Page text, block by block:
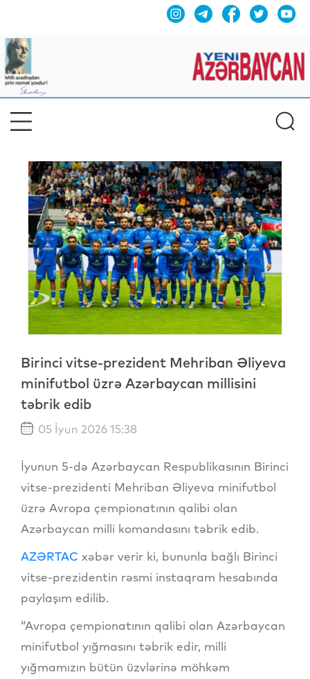
Birinci vitse-prezident Mehriban Əliyeva
minifutbol üzrə Azərbaycan millisini
təbrik edib
05 İyun 2026 15:38
İyunun 5-də Azərbaycan Respublikasının Birinci
vitse-prezidenti Mehriban Əliyeva minifutbol
üzrə Avropa çempionatının qalibi olan
Azərbaycan milli komandasını təbrik edib.
AZƏRTAC xəbər verir ki, bununla bağlı Birinci
vitse-prezidentin rəsmi instaqram hesabında
paylaşım edilib.
“Avropa çempionatının qalibi olan Azərbaycan
minifutbol yığmasını təbrik edir, milli
yığmamızın bütün üzvlərinə möhkəm